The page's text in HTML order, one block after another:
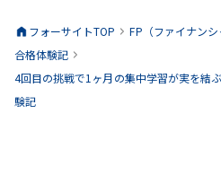
フォーサイトTOP FP（ファイナン
合格体験記
4回目の挑戦で1ヶ月の集中学習が実を結
験記